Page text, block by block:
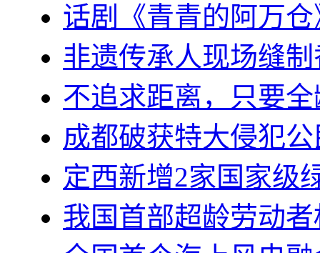
话剧《青青的阿万
非遗传承人现场缝
不追求距离，只要
成都破获特大侵犯
定西新增2家国家级
我国首部超龄劳动